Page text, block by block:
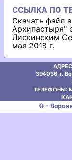
ССЫЛКА ПО
Скачать файл
Архипастыря"
Лискинским
мая 2018 г.
394036, г.
ТЕЛЕФОНЫ:
© -